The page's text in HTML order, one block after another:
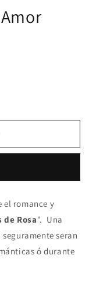
el romance y
de Rosa". Una
seran
ó durante